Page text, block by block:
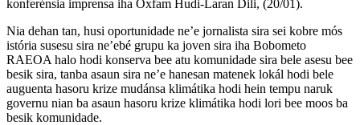
konferénsia imprensa iha Oxfam Hudi-Laran Dili, (20/01).
Nia dehan tan, husi oportunidade ne’e jornalista sira sei kobre mós
istória susesu sira ne’ebé grupu ka joven sira iha Bobometo
RAEOA halo hodi konserva bee atu komunidade sira bele asesu bee
besik sira, tanba asaun sira ne’e hanesan matenek lokál hodi bele
auguenta hasoru krize mudánsa klimátika hodi hein tempu naruk
governu nian ba asaun hasoru krize klimátika hodi lori bee moos ba
besik komunidade.